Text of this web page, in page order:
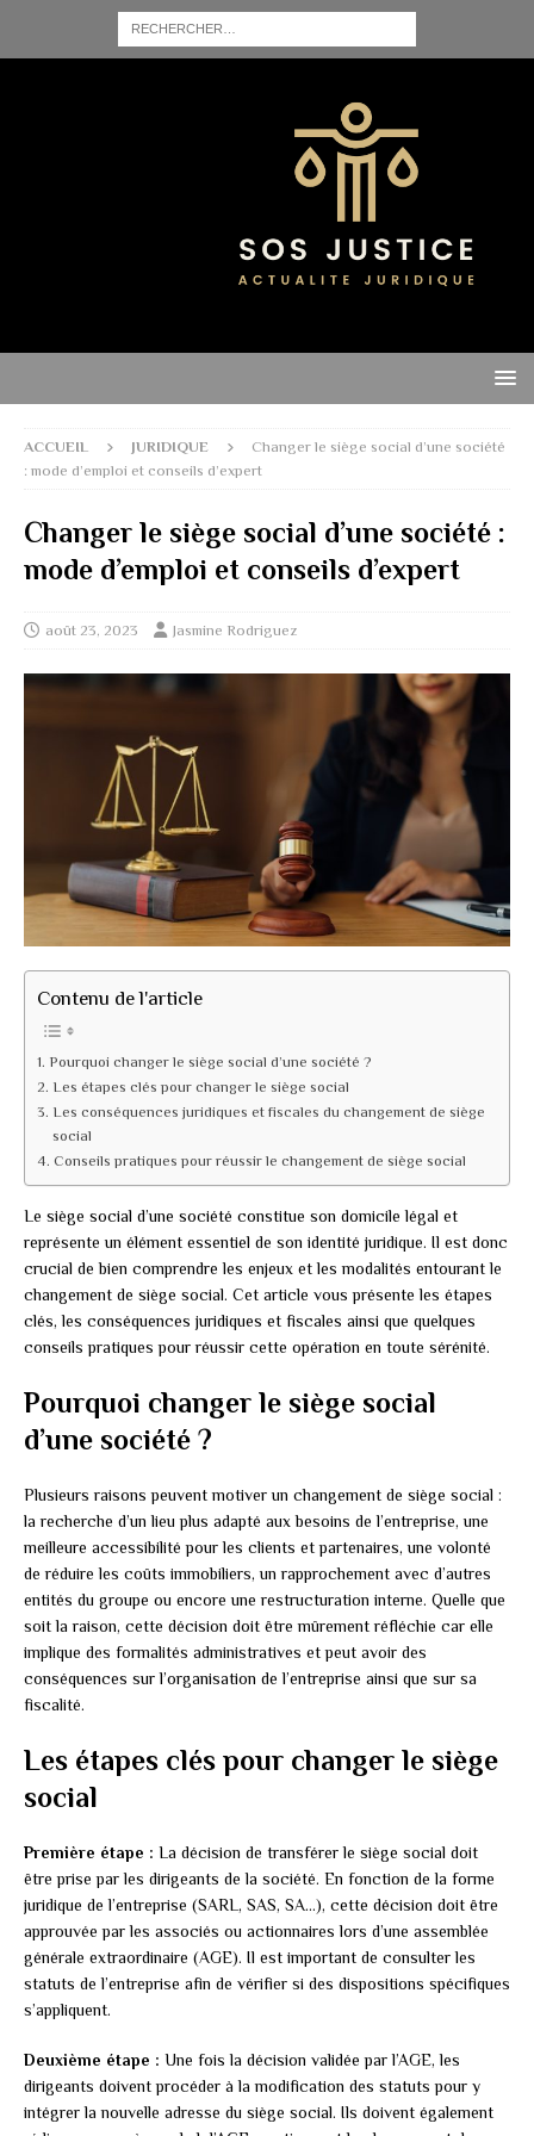
ACCUEIL JURIDIQUE
Changer le siège social d’une société
: mode d’emploi et conseils d’expert
Changer le siège social d’une société :
mode d’emploi et conseils d’expert
août 23, 2023 Jasmine Rodriguez
Contenu de l'article
Pourquoi changer le siège social d’une société ?
Les étapes clés pour changer le siège social
Les conséquences juridiques et fiscales du changement de siège
social
Conseils pratiques pour réussir le changement de siège social
Le siège social d’une société constitue son domicile légal et
représente un élément essentiel de son identité juridique. Il est donc
crucial de bien comprendre les enjeux et les modalités entourant le
changement de siège social. Cet article vous présente les étapes
clés, les conséquences juridiques et fiscales ainsi que quelques
conseils pratiques pour réussir cette opération en toute sérénité.
Pourquoi changer le siège social
d’une société ?
Plusieurs raisons peuvent motiver un changement de siège social :
la recherche d’un lieu plus adapté aux besoins de l’entreprise, une
meilleure accessibilité pour les clients et partenaires, une volonté
de réduire les coûts immobiliers, un rapprochement avec d’autres
entités du groupe ou encore une restructuration interne. Quelle que
soit la raison, cette décision doit être mûrement réfléchie car elle
implique des formalités administratives et peut avoir des
conséquences sur l’organisation de l’entreprise ainsi que sur sa
fiscalité.
Les étapes clés pour changer le siège
social
Première étape : La décision de transférer le siège social doit
être prise par les dirigeants de la société. En fonction de la forme
juridique de l’entreprise (SARL, SAS, SA…), cette décision doit être
approuvée par les associés ou actionnaires lors d’une assemblée
générale extraordinaire (AGE). Il est important de consulter les
statuts de l’entreprise afin de vérifier si des dispositions spécifiques
s’appliquent.
Deuxième étape : Une fois la décision validée par l’AGE, les
dirigeants doivent procéder à la modification des statuts pour y
intégrer la nouvelle adresse du siège social. Ils doivent également